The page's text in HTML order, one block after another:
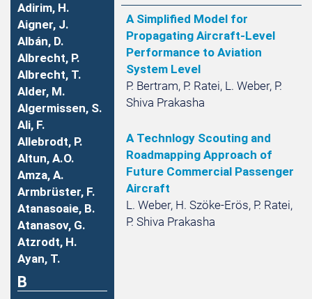
Adirim, H.
Aigner, J.
Albán, D.
Albrecht, P.
Albrecht, T.
Alder, M.
Algermissen, S.
Ali, F.
Allebrodt, P.
Altun, A.O.
Amza, A.
Armbrüster, F.
Atanasoaie, B.
Atanasov, G.
Atzrodt, H.
Ayan, T.
B
A Simplified Model for
Propagating Aircraft-Level
Performance to Aviation
System Level
P. Bertram, P. Ratei, L. Weber, P.
Shiva Prakasha
A Technlogy Scouting and
Roadmapping Approach of
Future Commercial Passenger
Aircraft
L. Weber, H. Szöke-Erös, P. Ratei,
P. Shiva Prakasha